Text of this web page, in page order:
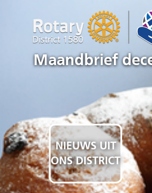
Maandbrief
NIEUWS UIT
ONS DISTRICT